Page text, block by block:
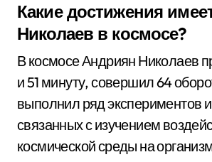
Какие достижения
Николаев в космосе?
В космосе Андриян Николаев
и 51 минуту, совершил 64
выполнил ряд экспериментов
связанных с изучением
космической среды на